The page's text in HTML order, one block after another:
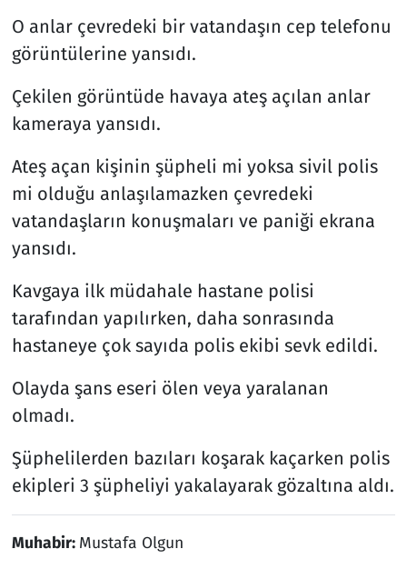
O anlar çevredeki bir vatandaşın cep telefonu
görüntülerine yansıdı.
Çekilen görüntüde havaya ateş açılan anlar
kameraya yansıdı.
Ateş açan kişinin şüpheli mi yoksa sivil polis
mi olduğu anlaşılamazken çevredeki
vatandaşların konuşmaları ve paniği ekrana
yansıdı.
Kavgaya ilk müdahale hastane polisi
tarafından yapılırken, daha sonrasında
hastaneye çok sayıda polis ekibi sevk edildi.
Olayda şans eseri ölen veya yaralanan
olmadı.
Şüphelilerden bazıları koşarak kaçarken polis
ekipleri 3 şüpheliyi yakalayarak gözaltına aldı.
Muhabir: Mustafa Olgun